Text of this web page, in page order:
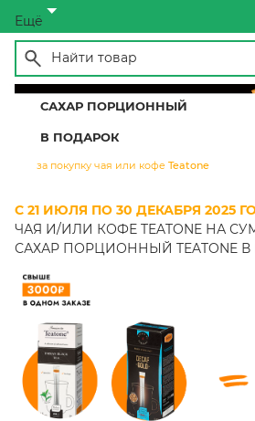
Ещё
САХАР ПОРЦИОННЫЙ
В ПОДАРОК
за покупку чая или кофе Teatone
С 21 ИЮЛЯ ПО 30 ДЕКАБРЯ 2025
ЧАЯ И/ИЛИ КОФЕ TEATONE НА
САХАР ПОРЦИОННЫЙ TEATONE